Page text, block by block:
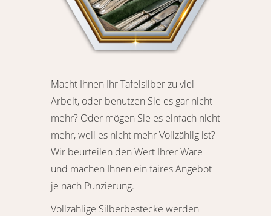
Macht Ihnen Ihr Tafelsilber zu viel
Arbeit, oder benutzen Sie es gar nicht
mehr? Oder mögen Sie es einfach nicht
mehr, weil es nicht mehr Vollzählig ist?
Wir beurteilen den Wert Ihrer Ware
und machen Ihnen ein faires Angebot
je nach Punzierung.
Vollzählige Silberbestecke werden